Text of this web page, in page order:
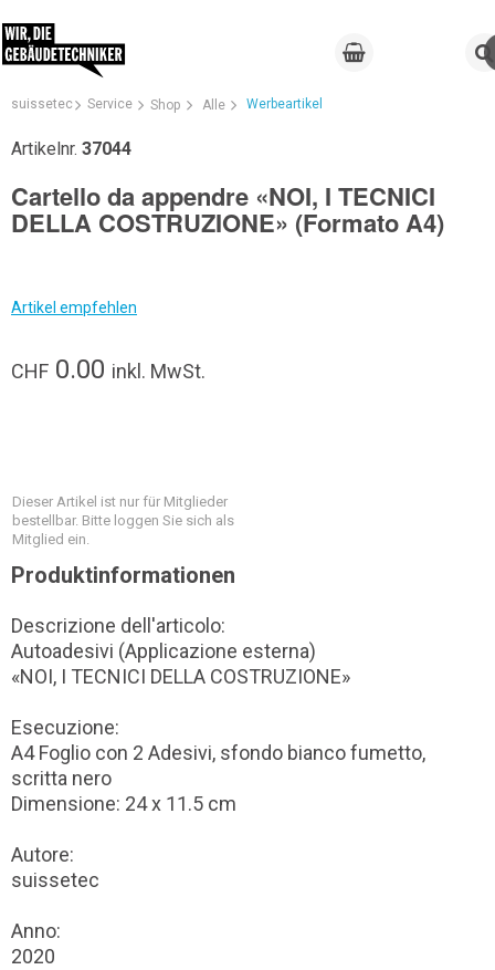
suissetec Service Shop Alle Werbeartikel
Artikelnr. 37044
Cartello da appendre «NOI, I TECNICI
DELLA COSTRUZIONE» (Formato A4)
Artikel empfehlen
CHF 0.00 inkl. MwSt.
Dieser Artikel ist nur für Mitglieder
bestellbar. Bitte loggen Sie sich als
Mitglied ein.
Produktinformationen
Descrizione dell'articolo:
Autoadesivi (Applicazione esterna)
«NOI, I TECNICI DELLA COSTRUZIONE»
Esecuzione:
A4 Foglio con 2 Adesivi, sfondo bianco fumetto,
scritta nero
Dimensione: 24 x 11.5 cm
Autore:
suissetec
Anno:
2020